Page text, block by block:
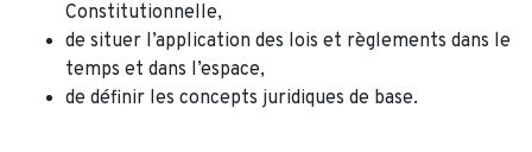
Constitutionnelle,
de situer l’application des lois et règlements dans le
temps et dans l’espace,
de définir les concepts juridiques de base.